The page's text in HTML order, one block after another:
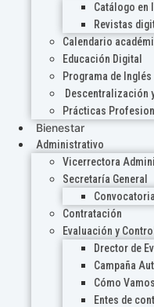
Catálogo en
Revistas
Calendario
Educación Digital
Programa de Inglés
Descentralización
Prácticas
Bienestar
Administrativo
Vicerrectora
Secretaría General
Contratación
Evaluación y Control
Drector de
Campaña
Cómo Vamos
Entes de